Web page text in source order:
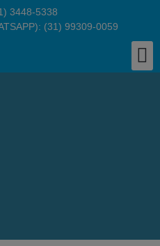
3448-5338
(31) 99309-0059